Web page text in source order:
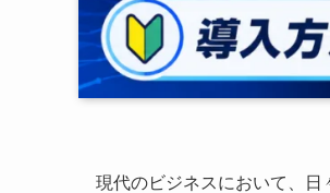
現代のビジネスにおいて、